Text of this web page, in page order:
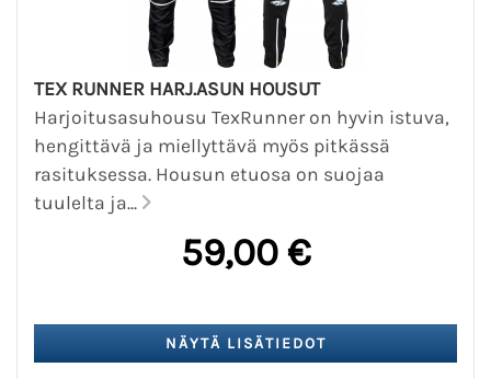
TEX RUNNER HARJ.ASUN HOUSUT
Harjoitusasuhousu TexRunner on hyvin istuva,
hengittävä ja miellyttävä myös pitkässä
rasituksessa. Housun etuosa on suojaa
tuulelta ja...
59,00 €